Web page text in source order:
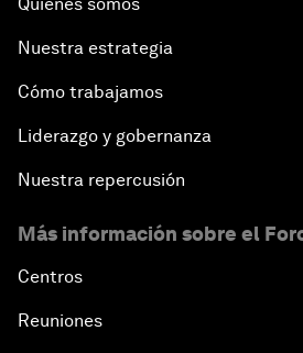
Nuestra estrategia
Cómo trabajamos
Liderazgo y gobernanza
Nuestra repercusión
Más información sobre el
Centros
Reuniones